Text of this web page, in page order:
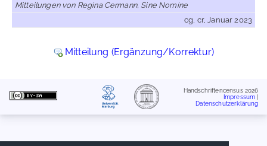
Mitteilungen von Regina Cermann, Sine Nomine
cg, cr, Januar 2023
Mitteilung (Ergänzung/Korrektur)
Handschriftencensus 2026
Impressum
Datenschutzerklärung